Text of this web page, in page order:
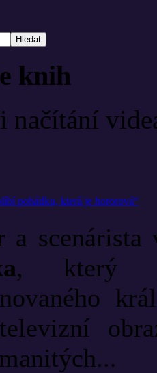
knih
načítání
pohádku, která je hororová“
a
, který